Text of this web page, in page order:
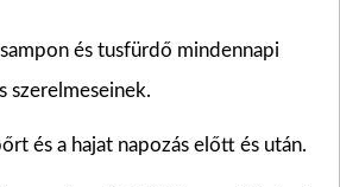
és tusfürdő mindennapi
szerelmeseinek.
és a hajat napozás előtt és után.